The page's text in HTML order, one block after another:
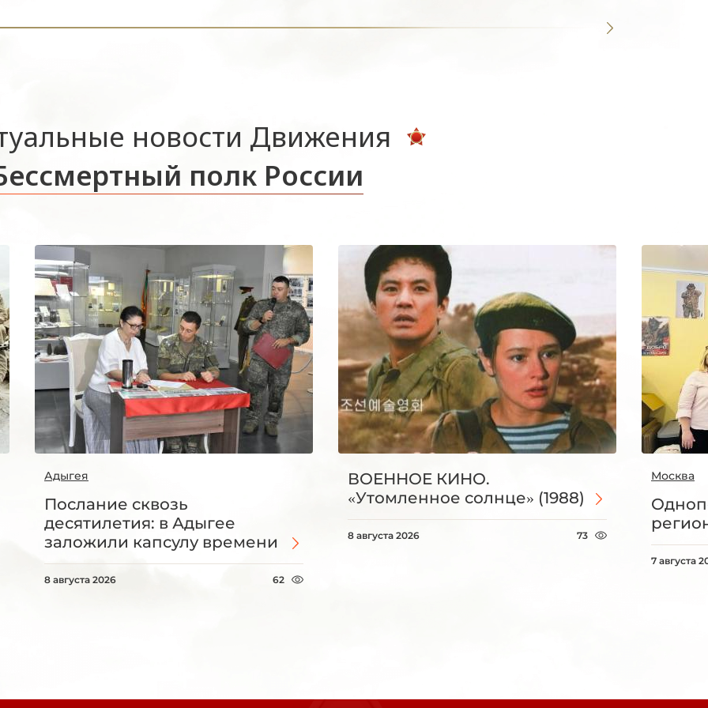
новости Движения
полк России
Адыгея
Послание сквозь
десятилетия: в Адыгее
заложили капсулу времени
8 августа 2026 62
ВОЕННОЕ КИНО.
«Утомленное солнце» (1988)
8 августа 2026 73
Москва
7 августа